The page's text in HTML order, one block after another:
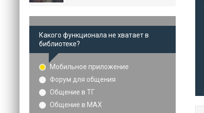
Какого функционала не хватает в
библиотеке?
Мобильное приложение
Форум для общения
Общение в ТГ
Общение в MAX